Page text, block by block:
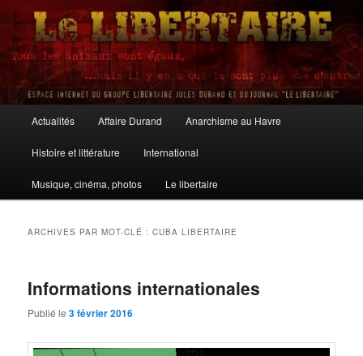
Aller
contenu
principal
Aller
contenu
secondaire
Le Libertaire
principal
Actualités Affaire Durand Anarchisme au Havre
Histoire et littérature International
Musique, cinéma, photos Le libertaire
ARCHIVES PAR MOT-CLÉ :CUBA LIBERTAIRE
Informations internationales
Publié le3 février 2016